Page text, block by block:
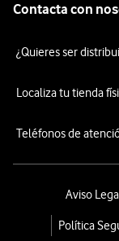
Contacta con
¿Quieres ser
Localiza tu tienda
Teléfonos de
Aviso
Política